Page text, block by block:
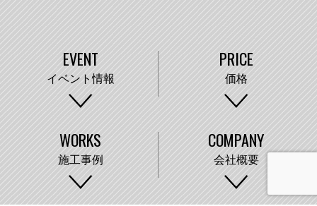
EVENT
イベント情報
PRICE
価格
WORKS
施工事例
COMPANY
会社概要